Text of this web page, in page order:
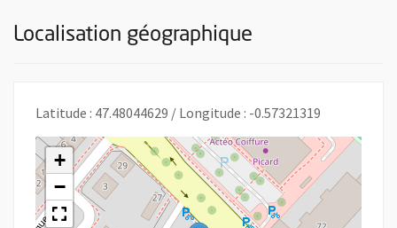
Localisation géographique
Latitude : 47.48044629 / Longitude : -0.57321319
+
−